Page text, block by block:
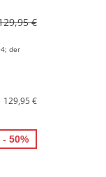
€
der
129,95 €
- 50%